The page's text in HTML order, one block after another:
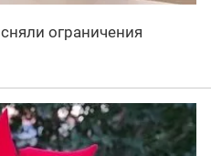
ограничения